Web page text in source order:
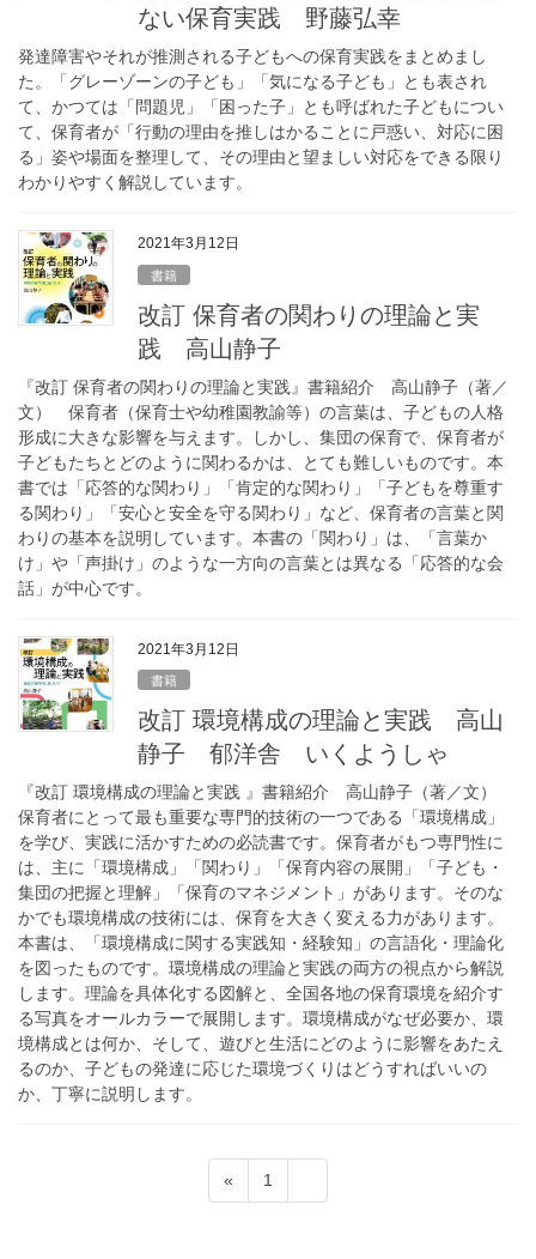
ない保育実践 野藤弘幸
発達障害やそれが推測される子どもへの保育実践をまとめまし
た。「グレーゾーンの子ども」「気になる子ども」とも表され
て、かつては「問題児」「困った子」とも呼ばれた子どもについ
て、保育者が「行動の理由を推しはかることに戸惑い、対応に困
る」姿や場面を整理して、その理由と望ましい対応をできる限り
わかりやすく解説しています。
2021年3月12日
書籍
改訂 保育者の関わりの理論と実
践 高山静子
『改訂 保育者の関わりの理論と実践』書籍紹介 高山静子（著／
文） 保育者（保育士や幼稚園教諭等）の言葉は、子どもの人格
形成に大きな影響を与えます。しかし、集団の保育で、保育者が
子どもたちとどのように関わるかは、とても難しいものです。本
書では「応答的な関わり」「肯定的な関わり」「子どもを尊重す
る関わり」「安心と安全を守る関わり」など、保育者の言葉と関
わりの基本を説明しています。本書の「関わり」は、「言葉か
け」や「声掛け」のような一方向の言葉とは異なる「応答的な会
話」が中心です。
2021年3月12日
書籍
改訂 環境構成の理論と実践 高山
静子 郁洋舎 いくようしゃ
『改訂 環境構成の理論と実践 』書籍紹介 高山静子（著／文）
保育者にとって最も重要な専門的技術の一つである「環境構成」
を学び、実践に活かすための必読書です。保育者がもつ専門性に
は、主に「環境構成」「関わり」「保育内容の展開」「子ども・
集団の把握と理解」「保育のマネジメント」があります。そのな
かでも環境構成の技術には、保育を大きく変える力があります。
本書は、「環境構成に関する実践知・経験知」の言語化・理論化
を図ったものです。環境構成の理論と実践の両方の視点から解説
します。理論を具体化する図解と、全国各地の保育環境を紹介す
る写真をオールカラーで展開します。環境構成がなぜ必要か、環
境構成とは何か、そして、遊びと生活にどのように影響をあたえ
るのか、子どもの発達に応じた環境づくりはどうすればいいの
か、丁寧に説明します。
«
固
定
1
定